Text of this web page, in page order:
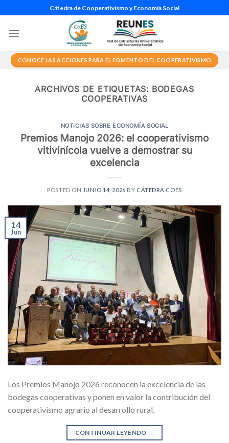
al
contenido
Cátedra de Cooperativismo y Economía Social
CONOCE LAS ACCIONES PARA EL FOMENTO DEL COOPERATIVISMO
ARCHIVOS DE ETIQUETAS: BODEGAS
COOPERATIVAS
NOTICIAS SOBRE ECONOMÍA SOCIAL
Premios Manojo 2026: el cooperativismo
vitivinícola vuelve a demostrar su
excelencia
POSTED ON JUNIO 14, 2026 BY CÁTEDRA COES
14
Jun
Los Premios Manojo 2026 reconocen la excelencia de las
bodegas cooperativas y ponen en valor la contribución del
cooperativismo agrario al desarrollo rural.
CONTINUAR LEYENDO →